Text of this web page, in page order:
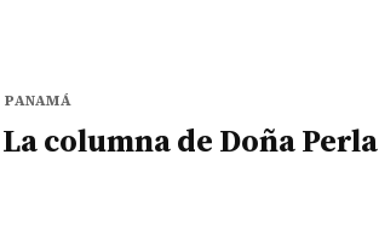
PANAMÁ
La columna de Doña Perla